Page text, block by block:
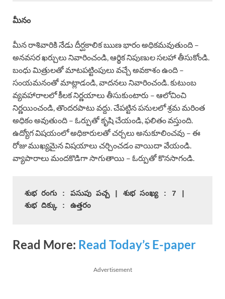
మీనం
మీన రాశివారికి నేడు దీర్ఘకాలిక ఋణ భారం అధికమవుతుంది –
అనవసర ఖర్చులు నివారించండి, ఆర్థిక నిపుణుల సలహా తీసుకోండి.
బంధు మిత్రులతో మాటపట్టింపులు వచ్చే అవకాశం ఉంది –
సంయమనంతో మాట్లాడండి, వాదనలు నివారించండి. కుటుంబ
వ్యవహారాలలో కీలక నిర్ణయాలు తీసుకుంటారు – ఆలోచించి
నిర్ణయించండి, తొందరపాటు వద్దు. చేపట్టిన పనులలో శ్రమ మరింత
అధికం అవుతుంది – ఓర్పుతో కృషి చేయండి, ఫలితం వస్తుంది.
ఉద్యోగ విషయంలో అధికారులతో చర్చలు అనుకూలించవు – ఈ
రోజు ముఖ్యమైన విషయాలు చర్చించడం వాయిదా వేయండి.
వ్యాపారాలు మందకొడిగా సాగుతాయి – ఓర్పుతో కొనసాగండి.
శుభ రంగు : పసుపు పచ్చ | శుభ సంఖ్య : 7 |
శుభ దిక్కు : ఉత్తరం
Read More: Read Today’s E-paper
Advertisement